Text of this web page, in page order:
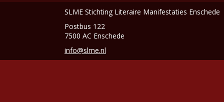
SLME Stichting Literaire Manifestaties Enschede
Postbus 122
7500 AC Enschede
info@slme.nl